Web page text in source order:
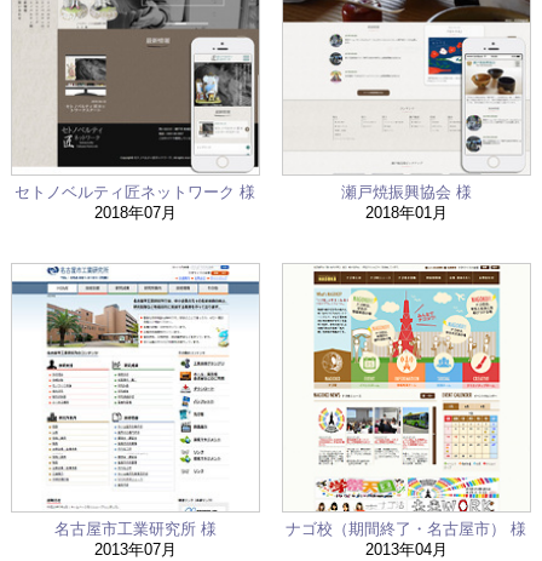
セトノベルティ匠ネットワーク 様
2018年07月
瀬戸焼振興協会 様
2018年01月
名古屋市工業研究所 様
2013年07月
ナゴ校（期間終了・名古屋市） 様
2013年04月